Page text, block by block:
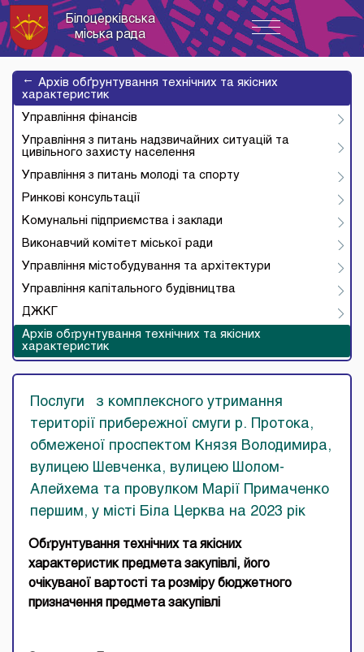
Toggle
navigation
Білоцерківська
міська рада
→ Архів обґрунтування технічних та якісних
характеристик
Управління фінансів
Управління з питань надзвичайних ситуацій та
цивільного захисту населення
Управління з питань молоді та спорту
Ринкові консультації
Комунальні підприємства і заклади
Виконавчий комітет міської ради
Управління містобудування та архітектури
Управління капітального будівництва
ДЖКГ
Архів обґрунтування технічних та якісних
характеристик
Послуги з комплексного утримання
території прибережної смуги р. Протока,
обмеженої проспектом Князя Володимира,
вулицею Шевченка, вулицею Шолом-
Алейхема та провулком Марії Примаченко
першим, у місті Біла Церква на 2023 рік
Обґрунтування технічних та якісних
характеристик предмета закупівлі, його
очікуваної вартості та розміру бюджетного
призначення предмета закупівлі